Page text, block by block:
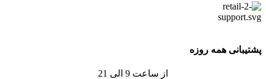
پشتیبانی همه روزه
از ساعت 9 الی 21